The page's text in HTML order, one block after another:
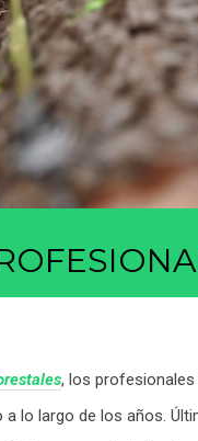
, los
lo largo de los años.